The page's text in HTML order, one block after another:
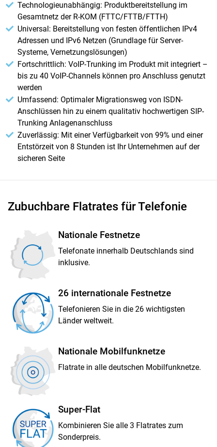
Technologieunabhängig: Produktbereitstellung im
Gesamtnetz der R-KOM (FTTC/FTTB/FTTH)
Universal: Bereitstellung von festen öffentlichen IPv4
Adressen und IPv6 Netzen (Grundlage für Server-
Systeme, Vernetzungslösungen)
Fortschrittlich: VoIP-Trunking im Produkt mit integriert –
bis zu 40 VoIP-Channels können pro Anschluss genutzt
werden
Umfassend: Optimaler Migrationsweg von ISDN-
Anschlüssen hin zu einem qualitativ hochwertigen SIP-
Trunking Anlagenanschluss
Zuverlässig: Mit einer Verfügbarkeit von 99% und einer
Entstörzeit von 8 Stunden ist Ihr Unternehmen auf der
sicheren Seite
Zubuchbare Flatrates für Telefonie
Nationale Festnetze
Telefonate innerhalb Deutschlands sind
inklusive.
26 internationale Festnetze
Telefonieren Sie in die 26 wichtigsten
Länder weltweit.
Nationale Mobilfunknetze
Flatrate in alle deutschen Mobilfunknetze.
Super-Flat
Kombinieren Sie alle 3 Flatrates zum
Sonderpreis.